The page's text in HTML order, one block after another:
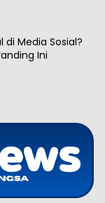
di Media Sosial?
Ini